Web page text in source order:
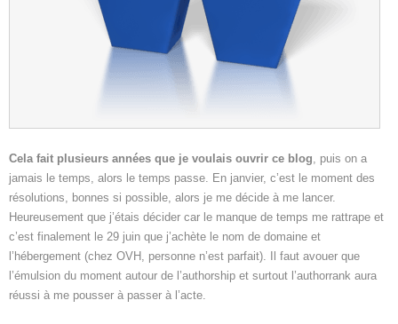
Cela fait plusieurs années que je voulais ouvrir ce blog, puis on a
jamais le temps, alors le temps passe. En janvier, c’est le moment des
résolutions, bonnes si possible, alors je me décide à me lancer.
Heureusement que j’étais décider car le manque de temps me rattrape et
c’est finalement le 29 juin que j’achète le nom de domaine et
l’hébergement (chez OVH, personne n’est parfait). Il faut avouer que
l’émulsion du moment autour de l’authorship et surtout l’authorrank aura
réussi à me pousser à passer à l’acte.